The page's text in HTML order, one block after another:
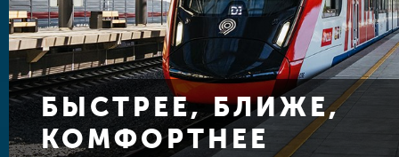
БЫСТРЕЕ, БЛИЖЕ,
КОМФОРТНЕЕ